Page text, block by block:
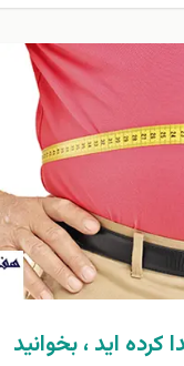
كرده ايد ، بخوانيد